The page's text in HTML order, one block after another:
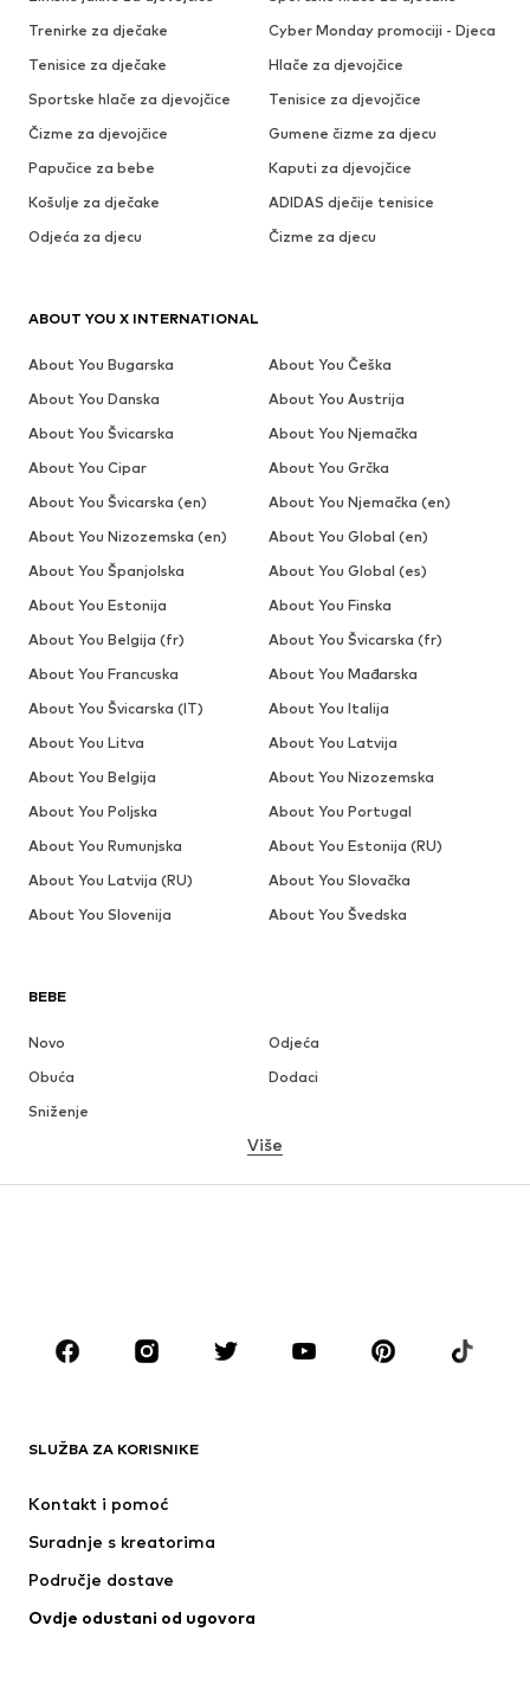
Trenirke za dječake
Cyber Monday promociji - Djeca
Tenisice za dječake
Hlače za djevojčice
Sportske hlače za djevojčice
Tenisice za djevojčice
Čizme za djevojčice
Gumene čizme za djecu
Papučice za bebe
Kaputi za djevojčice
Košulje za dječake
ADIDAS dječije tenisice
Odjeća za djecu
Čizme za djecu
BEBE
Novo
Odjeća
Obuća
Dodaci
Sniženje
MODNE MARKE
ADIDAS SPORTSWEAR
Jordan
Više
SLUŽBA ZA KORISNIKE
Kontakt i pomoć
Suradnje s kreatorima
Područje dostave
Ovdje odustani od ugovora
ABOUT YOU X INTERNATIONAL
About You Bugarska
About You Češka
About You Danska
About You Austrija
About You Švicarska
About You Njemačka
About You Cipar
About You Grčka
About You Švicarska (en)
About You Njemačka (en)
About You Nizozemska (en)
About You Global (en)
About You Španjolska
About You Global (es)
About You Estonija
About You Finska
About You Belgija (fr)
About You Švicarska (fr)
About You Francuska
About You Mađarska
About You Švicarska (IT)
About You Italija
About You Litva
About You Latvija
About You Belgija
About You Nizozemska
About You Poljska
About You Portugal
About You Rumunjska
About You Estonija (RU)
About You Latvija (RU)
About You Slovačka
About You Slovenija
About You Švedska